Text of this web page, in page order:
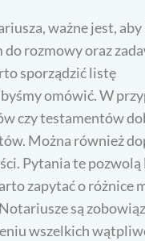
ważne jest, aby
rozmowy oraz
sporządzić listę
omówić. W
czy testamentów
Można również
Pytania te
zapytać o
są
wszelkich